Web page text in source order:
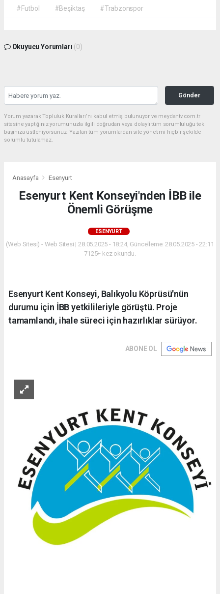
#Futbol #Beşiktaş #Trabzonspor
Okuyucu Yorumları (0)
Gönder
Yorum yazarak Topluluk Kuralları’nı kabul etmiş bulunuyor ve meydantv.com.tr
sitesine yaptığınız yorumunuzla ilgili doğrudan veya dolaylı tüm sorumluluğu tek
başınıza üstleniyorsunuz. Yazılan tüm yorumlardan site yönetimi hiçbir şekilde
sorumlu tutulamaz.
Anasayfa Esenyurt
Esenyurt Kent Konseyi'nden İBB ile
Önemli Görüşme
ESENYURT
(Web Sitesi) - Web Sitesi | 28.05.2025 - 18:24, Güncelleme: 28.05.2025 - 22:11
7125+ kez okundu.
Esenyurt Kent Konseyi, Balıkyolu Köprüsü'nün
durumu için İBB yetkilileriyle görüştü. Proje
tamamlandı, ihale süreci için hazırlıklar sürüyor.
ABONE OL